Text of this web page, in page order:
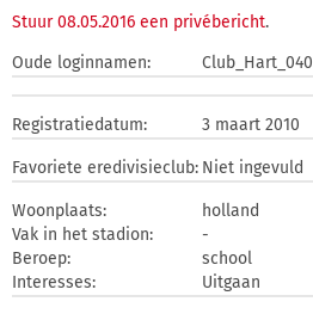
Stuur 08.05.2016 een privébericht.
Oude loginnamen:
Club_Hart_040
Registratiedatum: 3 maart 2010
Favoriete eredivisieclub: Niet ingevuld
Woonplaats:
holland
Vak in het stadion:
-
Beroep:
school
Interesses:
Uitgaan